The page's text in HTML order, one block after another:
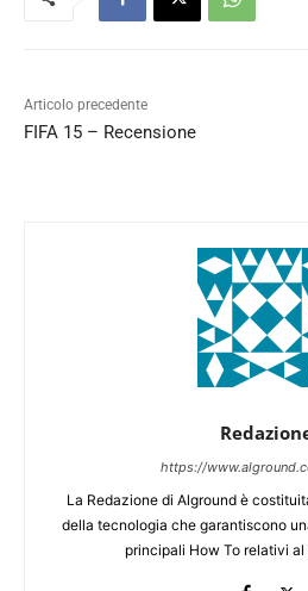
Articolo precedente
FIFA 15 – Recensione
https://
La Redazione di Alground è
della tecnologia che garantiscono
principali How To relativi